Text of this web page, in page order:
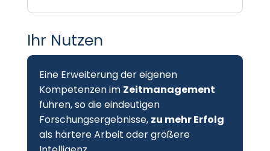
Ihr Nutzen
Eine Erweiterung der eigenen
Kompetenzen im Zeitmanagement
führen, so die eindeutigen
Forschungsergebnisse, zu mehr Erfolg
als härtere Arbeit oder größere